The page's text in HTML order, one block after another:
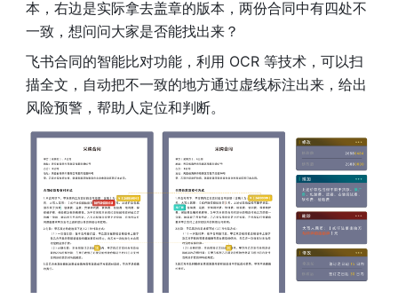
本，右边是实际拿去盖章的版本，两份合同中有四处不
一致，想问问大家是否能找出来？
飞书合同的智能比对功能，利用 OCR 等技术，可以扫
描全文，自动把不一致的地方通过虚线标注出来，给出
风险预警，帮助人定位和判断。